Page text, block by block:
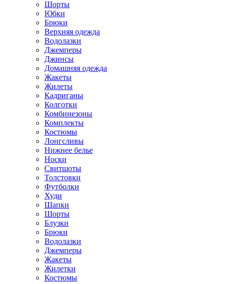
Шорты
Юбки
Брюки
Верхняя одежда
Водолазки
Джемперы
Джинсы
Домашняя одежда
Жакеты
Жилеты
Кадриганы
Колготки
Комбинезоны
Комплекты
Костюмы
Лонгсливы
Нижнее белье
Носки
Свитшоты
Толстовки
Футболки
Худи
Шапки
Шорты
Блузки
Брюки
Водолазки
Джемперы
Жакеты
Жилетки
Костюмы